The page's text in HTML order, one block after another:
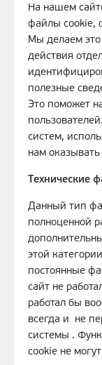
На нашем
файлы cookie,
Мы делаем это
действия
полезные
Это поможет
систем,
нам оказывать
Технические
Данный тип
полноценной
этой
постоянные
сайт не
работал бы
всегда и не
системы .
cookie не